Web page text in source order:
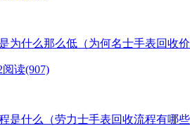
为什么那么低（为何名士手表回收价
阅读(907)
是什么（劳力士手表回收流程有哪些